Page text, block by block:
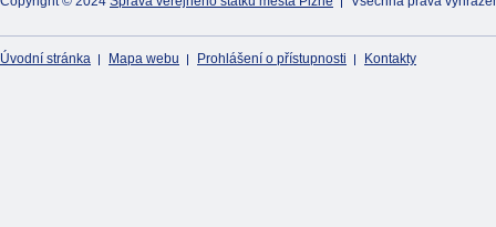
Úvodní stránka Mapa webu Prohlášení o přístupnosti Kontakty